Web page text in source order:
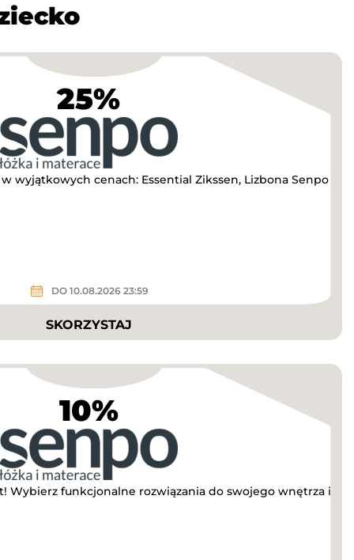
25%
wyjątkowych cenach: Essential Zikssen, Lizbona Senpo
DO 10.08.2026 23:59
SKORZYSTAJ
10%
Wybierz funkcjonalne rozwiązania do swojego wnętrza i